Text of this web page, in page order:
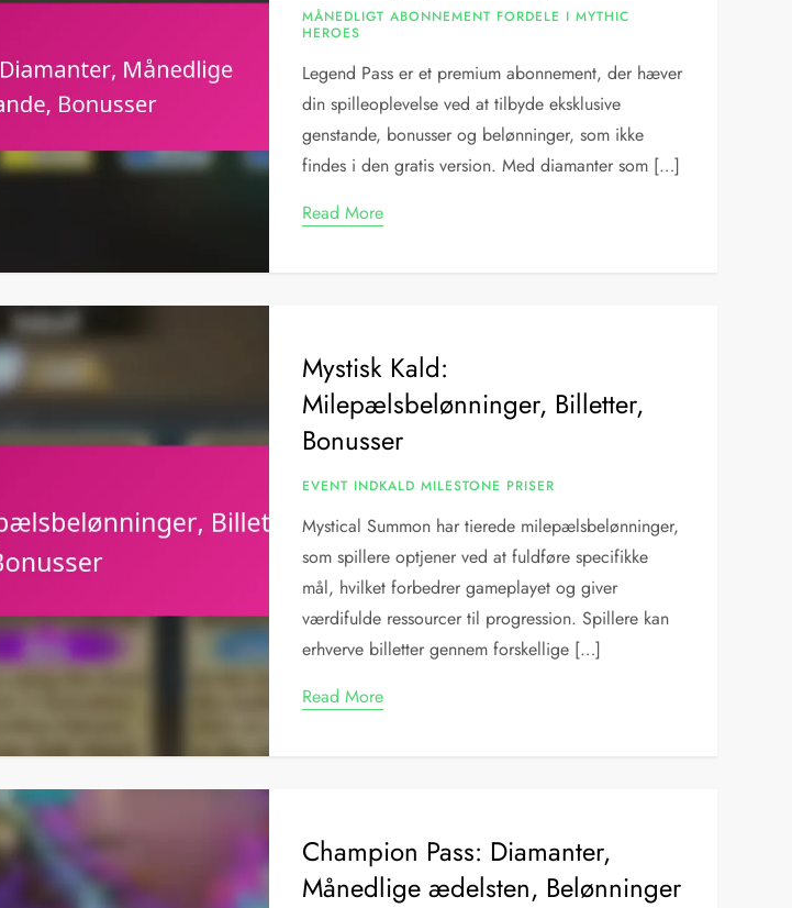
MÅNEDLIGT ABONNEMENT FORDELE I MYTHIC
HEROES
Legend Pass er et premium abonnement, der hæver
din spilleoplevelse ved at tilbyde eksklusive
genstande, bonusser og belønninger, som ikke
findes i den gratis version. Med diamanter som […]
Read More
Mystisk Kald:
Milepælsbelønninger, Billetter,
Bonusser
EVENT INDKALD MILESTONE PRISER
Mystical Summon har tierede milepælsbelønninger,
som spillere optjener ved at fuldføre specifikke
mål, hvilket forbedrer gameplayet og giver
værdifulde ressourcer til progression. Spillere kan
erhverve billetter gennem forskellige […]
Read More
Champion Pass: Diamanter,
Månedlige ædelsten, Belønninger